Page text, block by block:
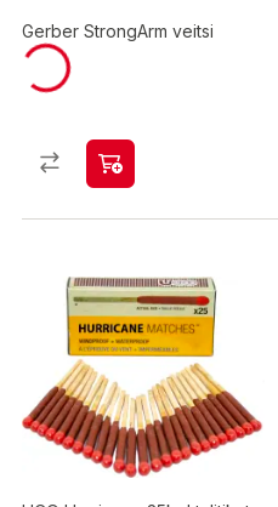
Gerber StrongArm veitsi